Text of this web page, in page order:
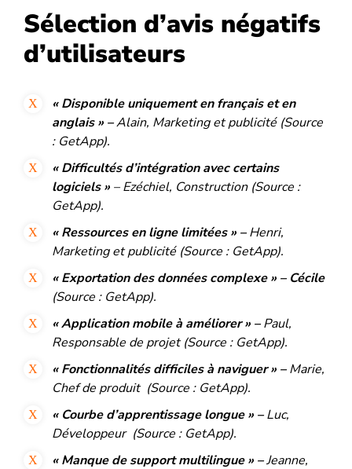
Sélection d’avis négatifs
d’utilisateurs
« Disponible uniquement en français et en
anglais » –Alain, Marketing et publicité (Source
: GetApp).
« Difficultés d’intégration avec certains
logiciels » – Ezéchiel, Construction (Source :
GetApp).
« Ressources en ligne limitées » –Henri,
Marketing et publicité (Source : GetApp).
« Exportation des données complexe » – Cécile
(Source : GetApp).
« Application mobile à améliorer » –Paul,
Responsable de projet (Source : GetApp).
« Fonctionnalités difficiles à naviguer » –Marie,
Chef de produit (Source : GetApp).
« Courbe d’apprentissage longue » –Luc,
Développeur (Source : GetApp).
« Manque de support multilingue » –Jeanne,